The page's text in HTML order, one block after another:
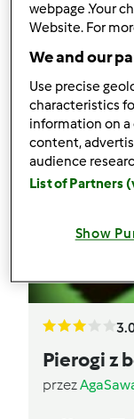
Pierogi z
przez
webpage .Your
Website. For
We and our
Use precise
characteristics
information on a
content,
audience
List of Partners
Show